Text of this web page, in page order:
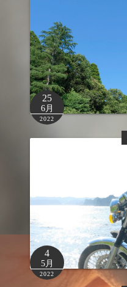
25
6月
2022
4
5月
2022